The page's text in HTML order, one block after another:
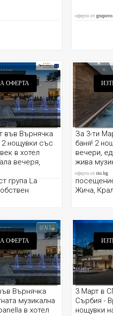
оферта от
ОФЕРТА
във Върнячка
нощувки със
в хотел
вечеря,
и
група La
За 3-ти
баня! 2
вечери,
жива
Fontana 4*
Жича,
оферта от rio.bg
ОФЕРТА
Върнячка
музикална
в хотел
3 Март в
Сърбия -
нощувки